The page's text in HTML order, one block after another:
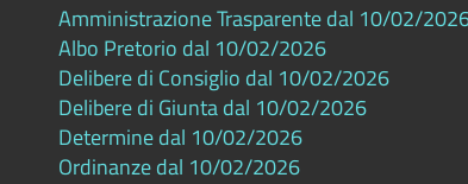
Amministrazione Trasparente dal 10/02/
Albo Pretorio dal 10/02/2026
Delibere di Consiglio dal 10/02/2026
Delibere di Giunta dal 10/02/2026
Determine dal 10/02/2026
Ordinanze dal 10/02/2026